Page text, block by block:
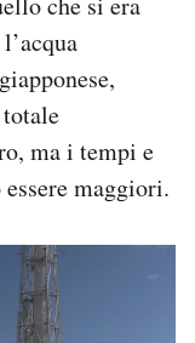
ma i tempi e
maggiori.